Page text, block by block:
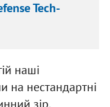
Tech-
наші
на нестандартні
зір,